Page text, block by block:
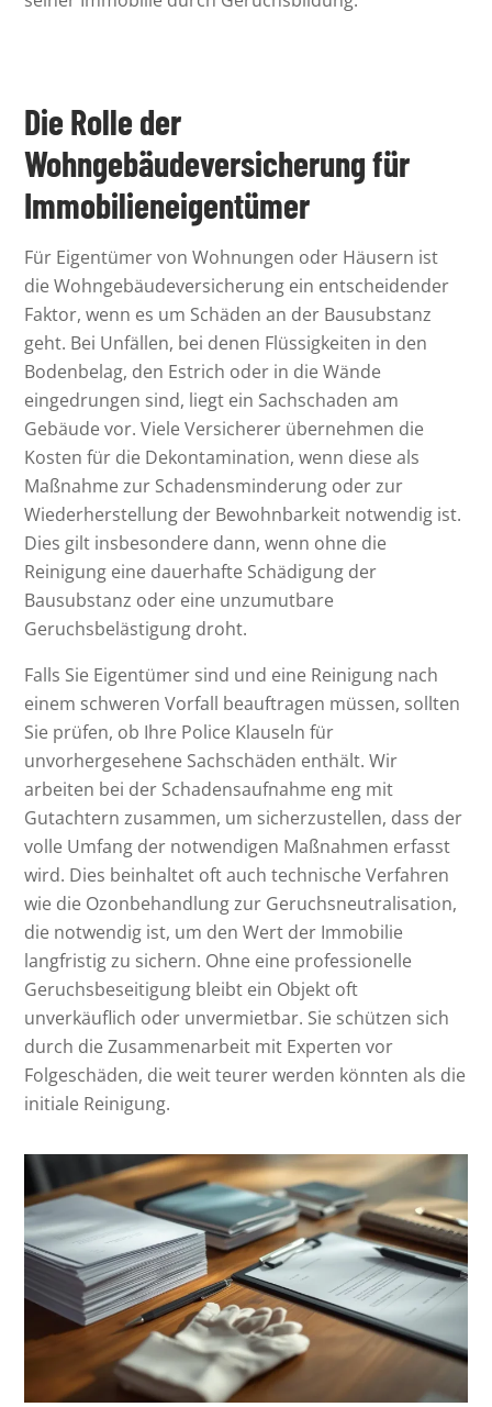
Die Rolle der
Wohngebäudeversicherung für
Immobilieneigentümer
Für Eigentümer von Wohnungen oder Häusern ist
die Wohngebäudeversicherung ein entscheidender
Faktor, wenn es um Schäden an der Bausubstanz
geht. Bei Unfällen, bei denen Flüssigkeiten in den
Bodenbelag, den Estrich oder in die Wände
eingedrungen sind, liegt ein Sachschaden am
Gebäude vor. Viele Versicherer übernehmen die
Kosten für die Dekontamination, wenn diese als
Maßnahme zur Schadensminderung oder zur
Wiederherstellung der Bewohnbarkeit notwendig ist.
Dies gilt insbesondere dann, wenn ohne die
Reinigung eine dauerhafte Schädigung der
Bausubstanz oder eine unzumutbare
Geruchsbelästigung droht.
Falls Sie Eigentümer sind und eine Reinigung nach
einem schweren Vorfall beauftragen müssen, sollten
Sie prüfen, ob Ihre Police Klauseln für
unvorhergesehene Sachschäden enthält. Wir
arbeiten bei der Schadensaufnahme eng mit
Gutachtern zusammen, um sicherzustellen, dass der
volle Umfang der notwendigen Maßnahmen erfasst
wird. Dies beinhaltet oft auch technische Verfahren
wie die Ozonbehandlung zur Geruchsneutralisation,
die notwendig ist, um den Wert der Immobilie
langfristig zu sichern. Ohne eine professionelle
Geruchsbeseitigung bleibt ein Objekt oft
unverkäuflich oder unvermietbar. Sie schützen sich
durch die Zusammenarbeit mit Experten vor
Folgeschäden, die weit teurer werden könnten als die
initiale Reinigung.